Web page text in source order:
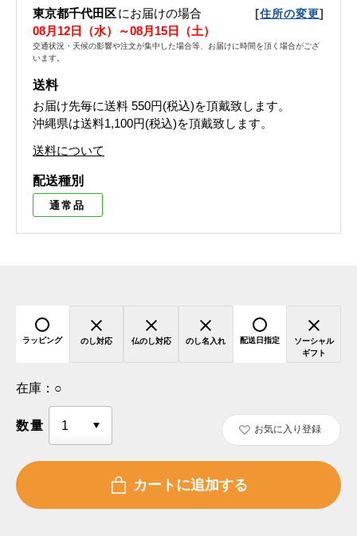
東京都千代田区にお届けの場合 [住所の変更]
08月12日（水）～08月15日（土）
交通状況・天候の影響や注文が集中した場合等、お届けに時間を頂く場合がござ
います。
送料
お届け先毎に送料 550円(税込)を頂戴致します。
沖縄県は送料1,100円(税込)を頂戴致します。
送料について
配送種別
通常品
ラッピング のし対応 仏のし対応 のし名入れ 配送日指定
ソーシャル
ギフト
在庫： ○
数量 お気に入り登録